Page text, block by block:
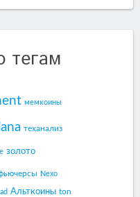
тегам
мемкоины
теханализ
золото
Nexo
Альткоины ton